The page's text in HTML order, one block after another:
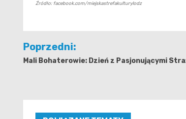
Źródło: facebook.com/miejskastrefakulturylodz
Nawigacja
wpisu
Poprzedni:
Mali Bohaterowie: Dzień z Pasjonującymi